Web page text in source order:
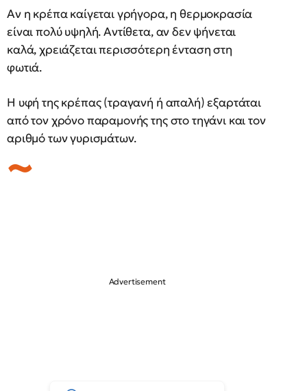
Αν η κρέπα καίγεται γρήγορα, η θερμοκρασία
είναι πολύ υψηλή. Αντίθετα, αν δεν ψήνεται
καλά, χρειάζεται περισσότερη ένταση στη
φωτιά.
Η υφή της κρέπας (τραγανή ή απαλή) εξαρτάται
από τον χρόνο παραμονής της στο τηγάνι και τον
αριθμό των γυρισμάτων.